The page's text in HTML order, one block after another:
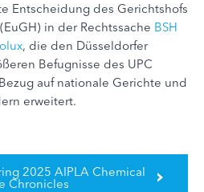
Entscheidung des Gerichtshofs
in der Rechtssache BSH
, die den Düsseldorfer
Befugnisse des UPC
auf nationale Gerichte und
erweitert.
2025 AIPLA Chemical
Chronicles